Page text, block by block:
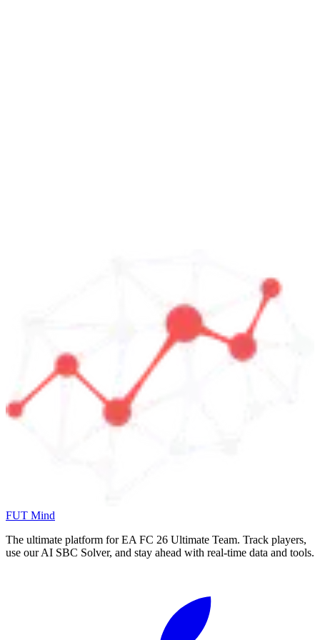
FUT Mind
The ultimate platform for EA FC 26 Ultimate Team. Track players,
use our AI SBC Solver, and stay ahead with real-time data and tools.